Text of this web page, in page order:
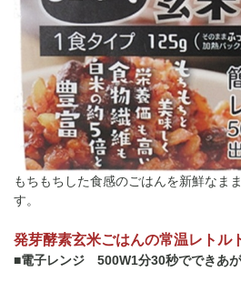
もちもちした食感のごはんを新鮮なま
す。
発芽酵素玄米ごはんの常温レトル
■電子レンジ 500W1分30秒でできあが